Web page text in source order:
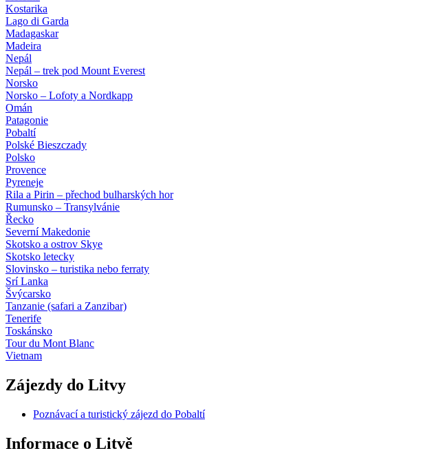
Kostarika
Lago di Garda
Madagaskar
Madeira
Nepál
Nepál – trek pod Mount Everest
Norsko
Norsko – Lofoty a Nordkapp
Omán
Patagonie
Pobaltí
Polské Bieszczady
Polsko
Provence
Pyreneje
Rila a Pirin – přechod bulharských hor
Rumunsko – Transylvánie
Řecko
Severní Makedonie
Skotsko a ostrov Skye
Skotsko letecky
Slovinsko – turistika nebo ferraty
Srí Lanka
Švýcarsko
Tanzanie (safari a Zanzibar)
Tenerife
Toskánsko
Tour du Mont Blanc
Vietnam
Zájezdy do Litvy
Poznávací a turistický zájezd do Pobaltí
Informace o Litvě